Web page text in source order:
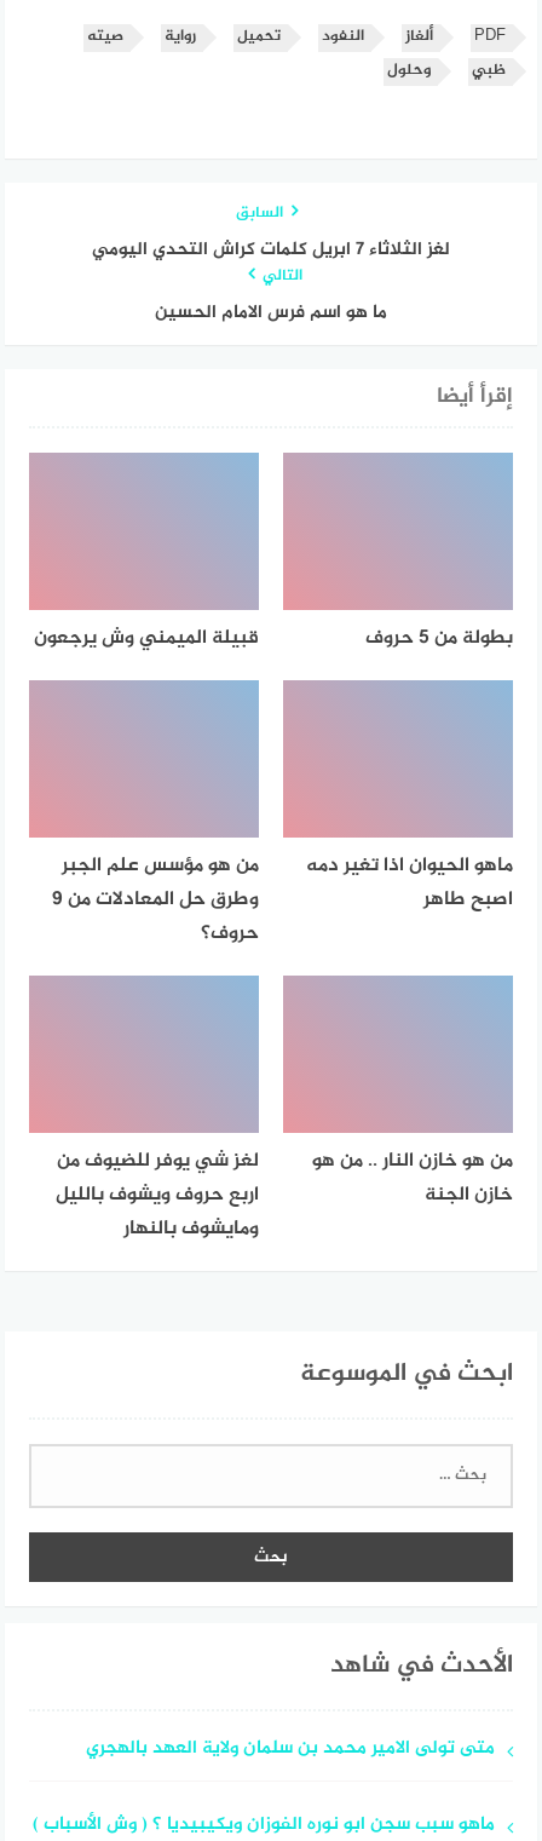
PDF ألغاز النفود تحميل رواية
صيته
ظبي
وحلول
السابق
لغز الثلاثاء 7 ابريل كلمات كراش التحدي اليومي
التالي
ما هو اسم فرس الامام الحسين
إقرأ أيضا
بطولة من 5 حروف قبيلة الميمني وش يرجعون
ماهو الحيوان اذا تغير دمه
اصبح طاهر
من هو مؤسس علم الجبر
وطرق حل المعادلات من 9
حروف؟
من هو خازن النار .. من هو
خازن الجنة
لغز شي يوفر للضيوف من
اربع حروف ويشوف بالليل
ومايشوف بالنهار
ابحث في الموسوعة
البحث
الأحدث في شاهد
متى تولى الامير محمد بن سلمان ولاية العهد بالهجري
ماهو سبب سجن ابو نوره الفوزان ويكيبيديا ؟ ( وش الأسباب )